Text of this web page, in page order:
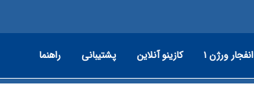
انفجار ورژن ۱ کازینو آنلاین پشتیبانی راهنما